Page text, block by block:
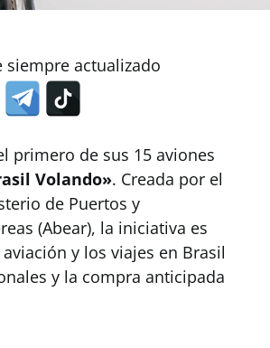
siempre actualizado
primero de sus 15 aviones
Volando». Creada por el
de Puertos y
(Abear), la iniciativa es
y los viajes en Brasil
y la compra anticipada